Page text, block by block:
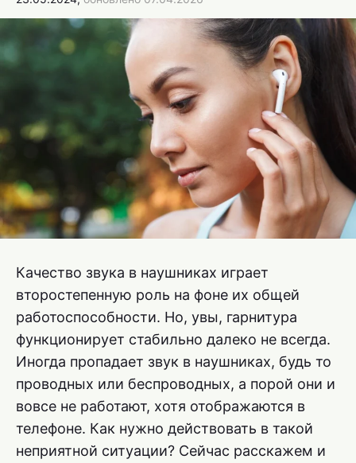
Качество звука в наушниках играет
второстепенную роль на фоне их общей
работоспособности. Но, увы, гарнитура
функционирует стабильно далеко не всегда.
Иногда пропадает звук в наушниках, будь то
проводных или беспроводных, а порой они и
вовсе не работают, хотя отображаются в
телефоне. Как нужно действовать в такой
неприятной ситуации? Сейчас расскажем и